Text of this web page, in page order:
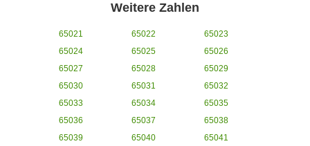
Weitere Zahlen
65021 65022
65023
65024
65025
65026
65027
65028
65029
65030
65031
65032
65033
65034
65035
65036
65037
65038
65039
65040
65041